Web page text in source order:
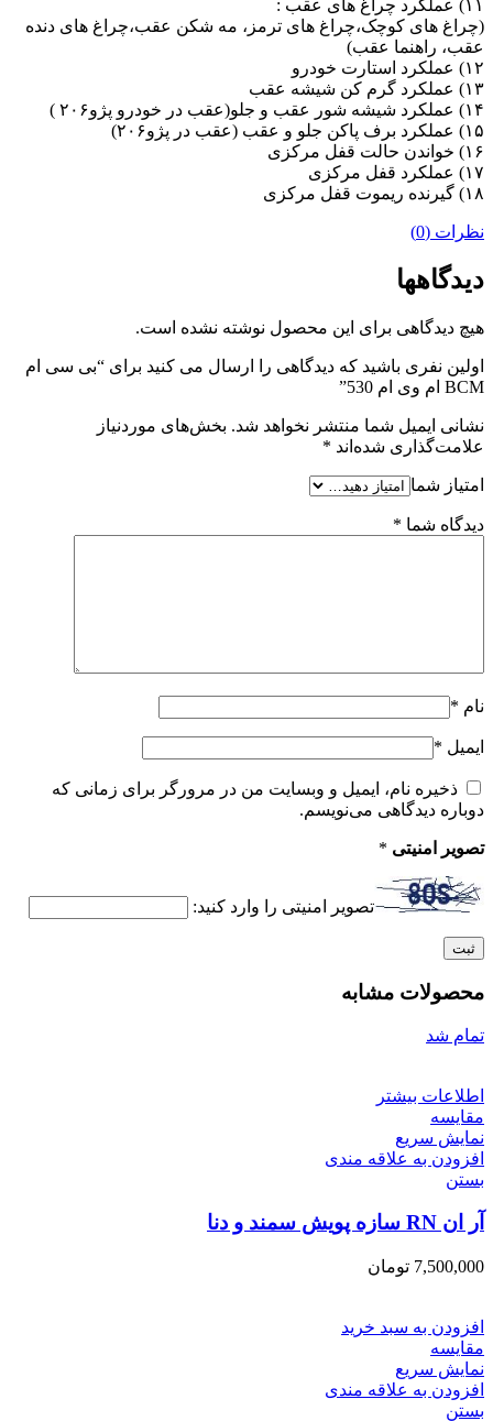
۱۱) عملکرد چراغ های عقب :
(چراغ های کوچک،چراغ های ترمز، مه شکن عقب،چراغ های دنده
عقب، راهنما عقب)
۱۲) عملکرد استارت خودرو
۱۳) عملکرد گرم کن شیشه عقب
۱۴) عملکرد شیشه شور عقب و جلو(عقب در خودرو پژو۲۰۶ )
۱۵) عملکرد برف پاکن جلو و عقب (عقب در پژو۲۰۶)
۱۶) خواندن حالت قفل مرکزی
۱۷) عملکرد قفل مرکزی
۱۸) گیرنده ریموت قفل مرکزی
نظرات (0)
دیدگاهها
هیچ دیدگاهی برای این محصول نوشته نشده است.
اولین نفری باشید که دیدگاهی را ارسال می کنید برای “بی سی ام
BCM ام وی ام 530”
نشانی ایمیل شما منتشر نخواهد شد. بخش‌های موردنیاز
علامت‌گذاری شده‌اند *
امتیاز شما
دیدگاه شما *
نام *
ایمیل *
ذخیره نام، ایمیل و وبسایت من در مرورگر برای زمانی که
دوباره دیدگاهی می‌نویسم.
تصویر امنیتی *
تصویر امنیتی را وارد کنید:
محصولات مشابه
تمام شد
اطلاعات بیشتر
مقایسه
نمایش سریع
افزودن به علاقه مندی
بستن
آر ان RN سازه پویش سمند و دنا
7,500,000 تومان
افزودن به سبد خرید
مقایسه
نمایش سریع
افزودن به علاقه مندی
بستن